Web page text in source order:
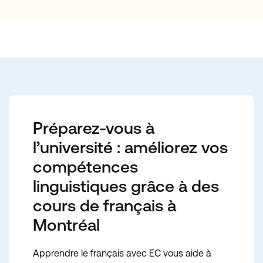
vous garantir l'expérience d'apprentissage la plus
Préparez-vous à
l’université : améliorez vos
compétences
linguistiques grâce à des
cours de français à
Montréal
Apprendre le français avec EC vous aide à